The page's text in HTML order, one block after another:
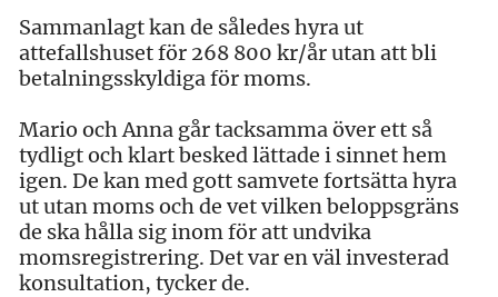
Sammanlagt kan de således hyra ut
attefallshuset för 268 800 kr/år utan att bli
betalningsskyldiga för moms.
Mario och Anna går tacksamma över ett så
tydligt och klart besked lättade i sinnet hem
igen. De kan med gott samvete fortsätta hyra
ut utan moms och de vet vilken beloppsgräns
de ska hålla sig inom för att undvika
momsregistrering. Det var en väl investerad
konsultation, tycker de.